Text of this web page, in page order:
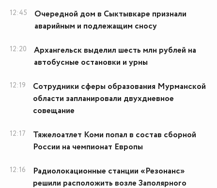
12:45
Очередной дом в Сыктывкаре признали
аварийным и подлежащим сносу
12:20
Архангельск выделил шесть млн рублей на
автобусные остановки и урны
12:19
Сотрудники сферы образования Мурманской
области запланировали двухдневное
совещание
12:17
Тяжелоатлет Коми попал в состав сборной
России на чемпионат Европы
12:16
Радиолокационные станции «Резонанс»
решили расположить возле Заполярного